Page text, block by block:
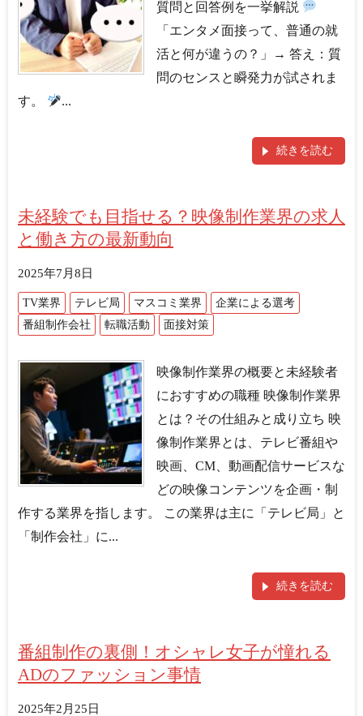
質問と回答例を一挙解説
「エンタメ面接って、普通の就
活と何が違うの？」→ 答え：質
問のセンスと瞬発力が試されま
す。
...
続きを読む
未経験でも目指せる？映像制作業界の求人
と働き方の最新動向
2025年7月8日
TV業界 テレビ局 マスコミ業界
企業による選考
番組制作会社
転職活動 面接対策
映像制作業界の概要と未経験者
におすすめの職種 映像制作業界
とは？その仕組みと成り立ち 映
像制作業界とは、テレビ番組や
映画、CM、動画配信サービスな
どの映像コンテンツを企画・制
作する業界を指します。 この業界は主に「テレビ局」と
「制作会社」に...
続きを読む
番組制作の裏側！オシャレ女子が憧れる
ADのファッション事情
2025年2月25日